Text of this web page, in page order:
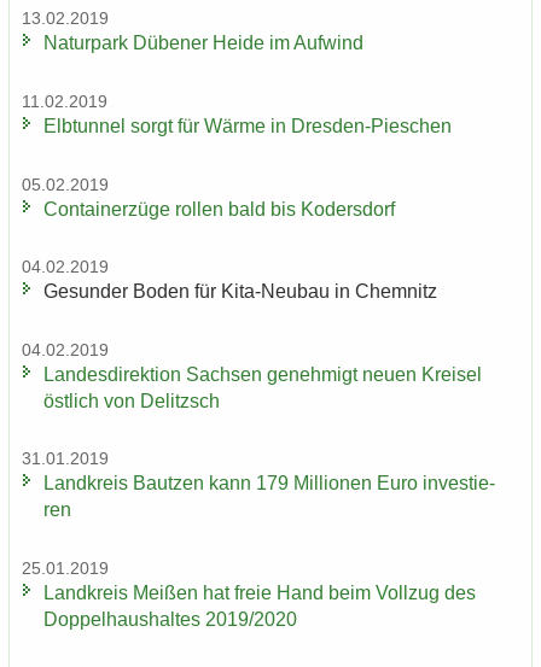
13.02.2019
Na­tur­park Dü­be­ner Heide im Auf­wind
11.02.2019
Elb­tun­nel sorgt für Wärme in Dresden-​Pieschen
05.02.2019
Con­tai­ner­zü­ge rol­len bald bis Ko­ders­dorf
04.02.2019
Ge­sun­der Boden für Kita-​Neubau in Chem­nitz
04.02.2019
Lan­des­di­rek­ti­on Sach­sen ge­neh­migt neuen Krei­sel
öst­lich von De­litzsch
31.01.2019
Land­kreis Baut­zen kann 179 Mil­lio­nen Euro in­ves­tie­
ren
25.01.2019
Land­kreis Mei­ßen hat freie Hand beim Voll­zug des
Dop­pel­haus­hal­tes 2019/2020